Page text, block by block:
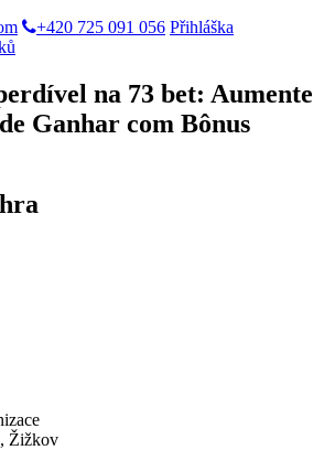
+420 725 091 056 Přihláška
na 73 bet: Aumente
Ganhar com Bônus
Žižkov